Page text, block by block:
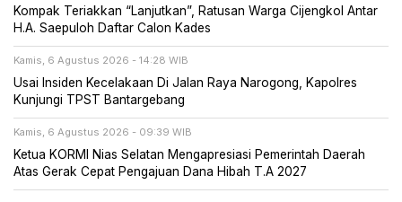
Kompak Teriakkan “Lanjutkan”, Ratusan Warga Cijengkol Antar
H.A. Saepuloh Daftar Calon Kades
Kamis, 6 Agustus 2026 - 14:28 WIB
Usai Insiden Kecelakaan Di Jalan Raya Narogong, Kapolres
Kunjungi TPST Bantargebang
Kamis, 6 Agustus 2026 - 09:39 WIB
Ketua KORMI Nias Selatan Mengapresiasi Pemerintah Daerah
Atas Gerak Cepat Pengajuan Dana Hibah T.A 2027